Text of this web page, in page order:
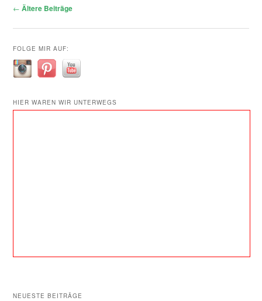
Beitragsnavigation
← Ältere Beiträge
FOLGE MIR AUF:
HIER WAREN WIR UNTERWEGS
NEUESTE BEITRÄGE